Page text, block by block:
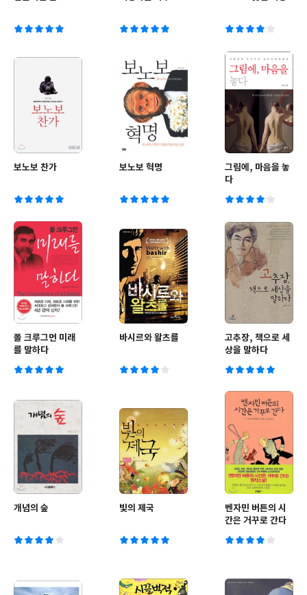
보노보 찬가 보노보 혁명
그림에, 마음을 놓
다
폴 크루그먼 미래
를 말하다
바시르와 왈츠를
고추장, 책으로 세
상을 말하다
개념의 숲 빛의 제국
벤자민 버튼의 시
간은 거꾸로 간다